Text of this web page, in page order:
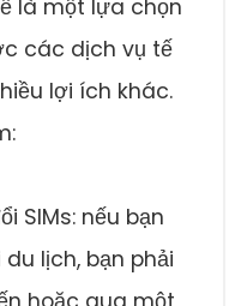
là một lựa chọn
các dịch vụ tế
lợi ích khác.
SIMs: nếu bạn
lịch, bạn phải